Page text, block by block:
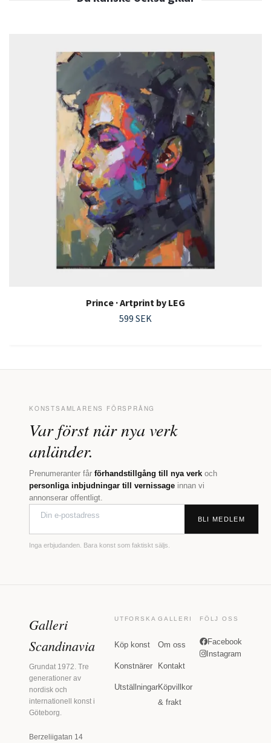
Prince · Artprint by LEG
599 SEK
KONSTSAMLARENS FÖRSPRÅNG
Var först när nya verk
anländer.
Prenumeranter får förhandstillgång till nya verk och
personliga inbjudningar till vernissage innan vi
annonserar offentligt.
BLI MEDLEM
Inga erbjudanden. Bara konst som faktiskt säljs.
Galleri
Scandinavia
Grundat 1972. Tre
generationer av
nordisk och
internationell konst i
Göteborg.
Berzeliigatan 14
UTFORSKA
Köp konst
Konstnärer
Utställningar
GALLERI
Om oss
Kontakt
Köpvillkor
& frakt
FÖLJ OSS
Facebook
Instagram